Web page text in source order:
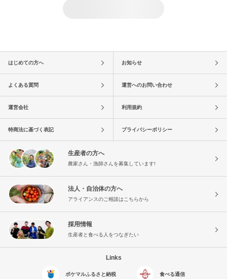
はじめての方へ お知らせ
よくある質問 運営へのお問い合わせ
運営会社 利用規約
特商法に基づく表記 プライバシーポリシー
生産者の方へ
農家さん・漁師さんを募集しています!
法人・自治体の方へ
アライアンスのご相談はこちらから
採用情報
生産者と食べる人をつなぎたい
Links
ポケマルふるさと納税 食べる通信